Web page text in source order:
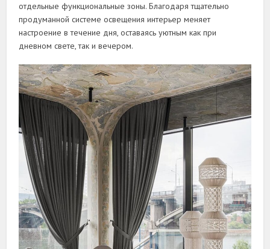
отдельные функциональные зоны. Благодаря тщательно
продуманной системе освещения интерьер меняет
настроение в течение дня, оставаясь уютным как при
дневном свете, так и вечером.